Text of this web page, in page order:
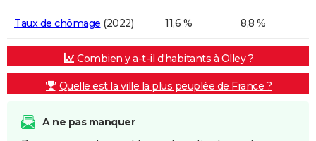
Taux de chômage (2022) 11,6 % 8,8 %
Combien y a-t-il d'habitants à Olley ?
Quelle est la ville la plus peuplée de France ?
A ne pas manquer